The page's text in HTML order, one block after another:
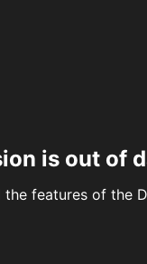
is out of
features of the